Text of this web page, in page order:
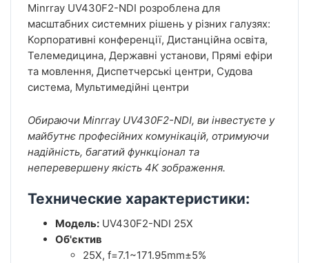
Minrray UV430F2-NDI розроблена для
масштабних системних рішень у різних галузях:
Корпоративні конференції, Дистанційна освіта,
Телемедицина, Державні установи, Прямі ефіри
та мовлення, Диспетчерські центри, Судова
система, Мультимедійні центри
Обираючи Minrray UV430F2-NDI, ви інвестуєте у
майбутнє професійних комунікацій, отримуючи
надійність, багатий функціонал та
неперевершену якість 4K зображення.
Технические характеристики:
Модель: UV430F2-NDI 25X
Об'єктив
25X, f=7.1~171.95mm±5%